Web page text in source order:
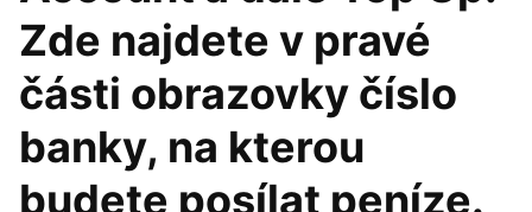
Zde najdete v pravé
části obrazovky číslo
banky, na kterou
budete posílat peníze.